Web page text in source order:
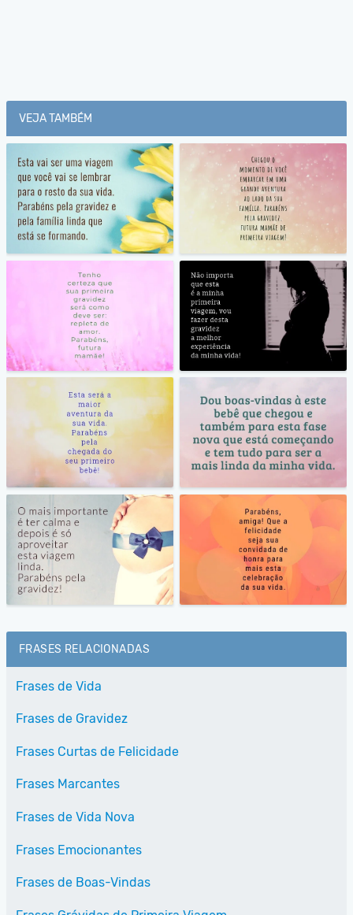
VEJA TAMBÉM
FRASES RELACIONADAS
Frases de Vida
Frases de Gravidez
Frases Curtas de Felicidade
Frases Marcantes
Frases de Vida Nova
Frases Emocionantes
Frases de Boas-Vindas